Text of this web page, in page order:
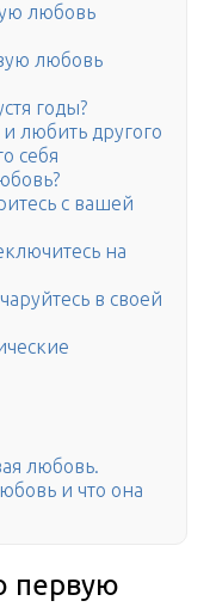
любовь
любовь
годы?
любить другого
себя
с вашей
на
в своей
любовь.
и что она
первую